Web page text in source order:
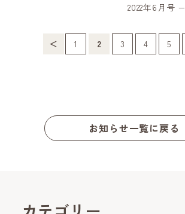
2022年6月号 −
＜ 1 2 3 4 5
お知らせ一覧に戻る